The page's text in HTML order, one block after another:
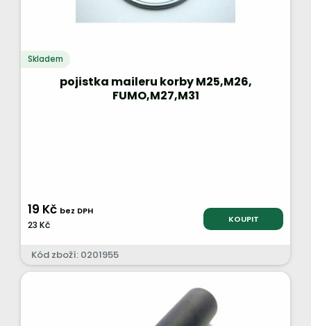
Skladem
pojistka maileru korby M25,M26,
FUMO,M27,M31
19 Kč bez DPH
23 Kč KOUPIT
Kód zboží: 0201955